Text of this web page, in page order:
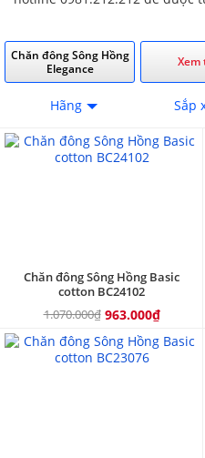
Chăn đông Sông Hồng
Elegance
Xem
Hãng Sắp
Chăn đông Sông Hồng Basic
cotton BC24102
1.070.000₫ 963.000₫